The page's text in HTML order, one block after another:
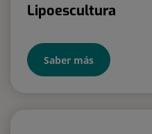
Lipoescultura
Saber más